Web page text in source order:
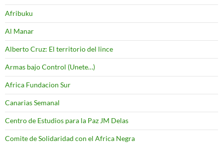
Afribuku
Al Manar
Alberto Cruz: El territorio del lince
Armas bajo Control (Unete…)
Africa Fundacion Sur
Canarias Semanal
Centro de Estudios para la Paz JM Delas
Comite de Solidaridad con el Africa Negra